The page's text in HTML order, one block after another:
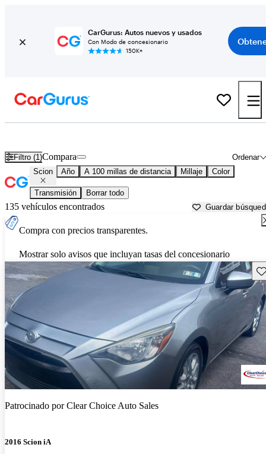
CarGurus: Autos nuevos y usados
Con Modo de concesionario
150K+
Filtro (1) Ordenar
Compara
Scion Año A 100 millas de distancia Millaje Color
Transmisión Borrar todo
135 vehículos encontrados Guardar
Compra con precios transparentes.
Mostrar solo avisos que incluyan tasas del concesionario
Patrocinado porClear Choice Auto Sales
2016 Scion iA